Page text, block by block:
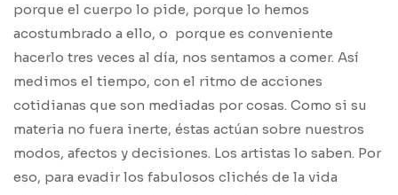
porque el cuerpo lo pide, porque lo hemos
acostumbrado a ello, o porque es conveniente
hacerlo tres veces al día, nos sentamos a comer. Así
medimos el tiempo, con el ritmo de acciones
cotidianas que son mediadas por cosas. Como si su
materia no fuera inerte, éstas actúan sobre nuestros
modos, afectos y decisiones. Los artistas lo saben. Por
eso, para evadir los fabulosos clichés de la vida